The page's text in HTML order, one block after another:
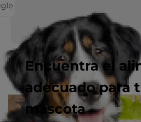
Encuentra el
adecuado para
mascota